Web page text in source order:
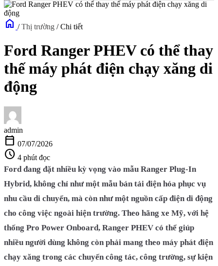
home / Thị trường / Chi tiết
Ford Ranger PHEV có thể thay
thế máy phát điện chạy xăng di
động
admin
calendar_today 07/07/2026
schedule 4 phút đọc
Ford đang đặt nhiều kỳ vọng vào mẫu Ranger Plug-In
Hybrid, không chỉ như một mẫu bán tải điện hóa phục vụ
nhu cầu di chuyển, mà còn như một nguồn cấp điện di động
cho công việc ngoài hiện trường. Theo hãng xe Mỹ, với hệ
thống Pro Power Onboard, Ranger PHEV có thể giúp
nhiều người dùng không còn phải mang theo máy phát điện
chạy xăng trong các chuyến công tác, công trường, sự kiện